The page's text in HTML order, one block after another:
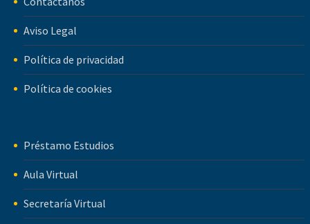
Aviso Legal
Política de privacidad
Política de cookies
Préstamo Estudios
Aula Virtual
Secretaría Virtual